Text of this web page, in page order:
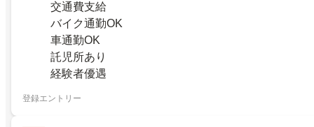
交通費支給
バイク通勤OK
車通勤OK
託児所あり
経験者優遇
登録エントリー